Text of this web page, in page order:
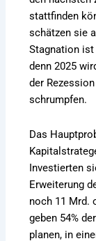
stattfinden
schätzen sie
Stagnation
denn 2025
der
schrumpfen.
Das
Investierten
Erweiterung
noch 11 Mrd.
geben 54%
planen, in